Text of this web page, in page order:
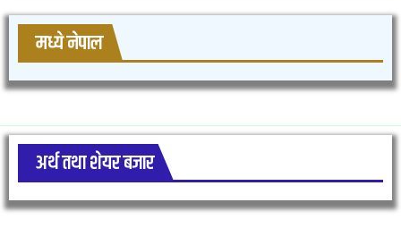
मध्ये नेपाल
अर्थ तथा शेयर बजार